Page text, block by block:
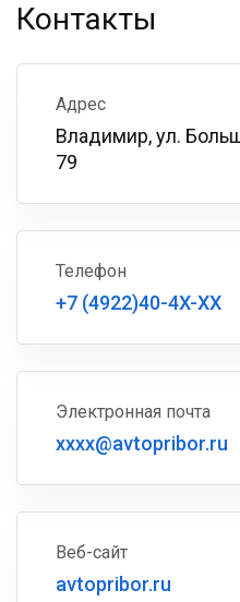
Контакты
Адрес
Владимир, ул.
79
Телефон
+7 (4922)40-4X-XX
Электронная почта
xxxx@avtopribor.ru
Веб-сайт
avtopribor.ru